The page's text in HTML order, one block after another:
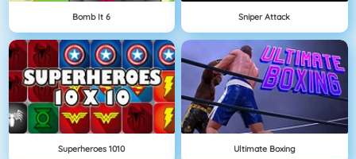
Bomb It 6 Sniper Attack
Superheroes 1010 Ultimate Boxing